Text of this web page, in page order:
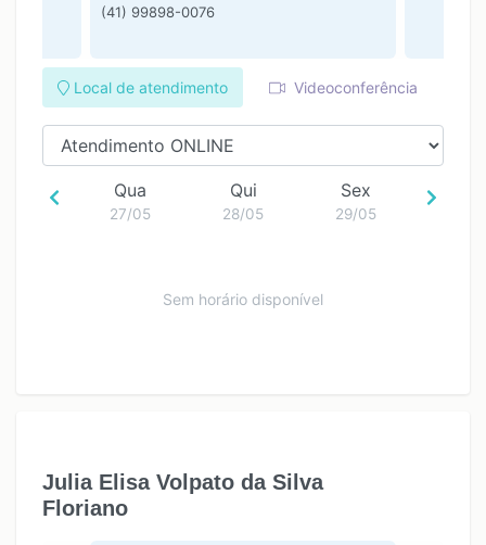
(41) 99898-0076
Local de atendimento Videoconferência
Qua
27/05
Qui
28/05
Sex
29/05
Sem horário disponível
Julia Elisa Volpato da Silva
Floriano